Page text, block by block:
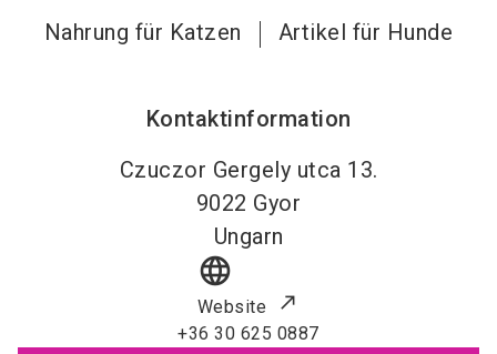
Nahrung für Katzen
Artikel für Hunde
Kontaktinformation
Czuczor Gergely utca 13.
9022 Gyor
Ungarn
language
Website
+36 30 625 0887